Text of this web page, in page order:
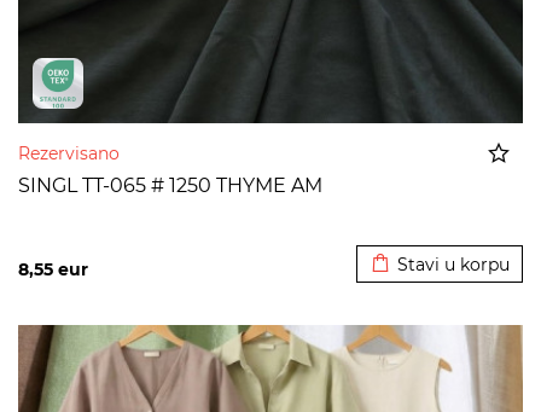
Rezervisano
SINGL TT-065 # 1250 THYME AM
8,55 eur Stavi u korpu